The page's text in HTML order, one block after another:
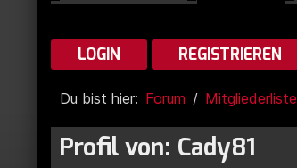
LOGIN REGISTRIEREN
Du bist hier: Forum Mitgliederliste
Profil von: Cady81